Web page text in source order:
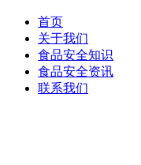
首页
关于我们
食品安全知识
食品安全资讯
联系我们